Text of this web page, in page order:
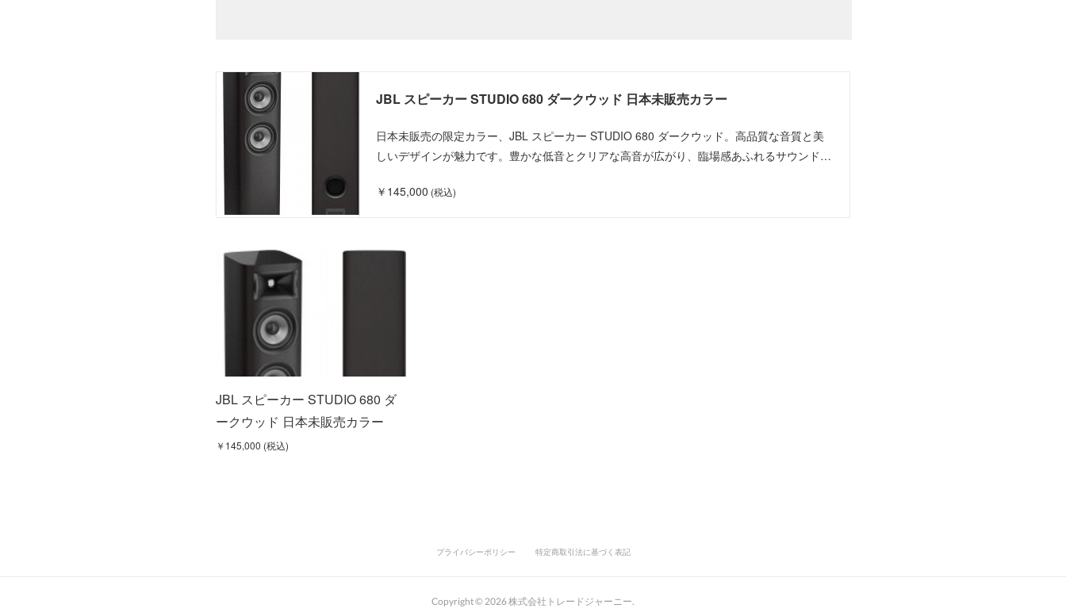
JBL スピーカー STUDIO 680 ダークウッド 日本未販売カラー
日本未販売の限定カラー、JBL スピーカー STUDIO 680 ダークウッド。高品質な音質と美
しいデザインが魅力です。豊かな低音とクリアな高音が広がり、臨場感あふれるサウンド…
￥145,000 (税込)
JBL スピーカー STUDIO 680 ダ
ークウッド 日本未販売カラー
￥145,000 (税込)
プライバシーポリシー 特定商取引法に基づく表記
Copyright © 2026株式会社トレードジャーニー.